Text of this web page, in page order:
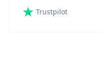
Trustpilot